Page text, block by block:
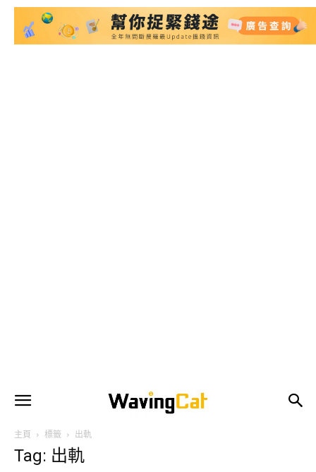
主頁 標籤 出軌
Tag: 出軌